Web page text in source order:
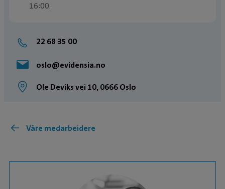
16:00.
22 68 35 00
oslo@evidensia.no
Ole Deviks vei 10, 0666 Oslo
Våre medarbeidere